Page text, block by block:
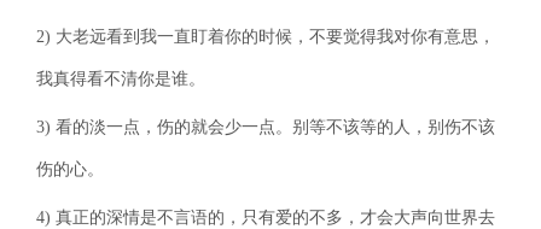
2) 大老远看到我一直盯着你的时候，不要觉得我对你有意思，
我真得看不清你是谁。
3) 看的淡一点，伤的就会少一点。别等不该等的人，别伤不该
伤的心。
4) 真正的深情是不言语的，只有爱的不多，才会大声向世界去